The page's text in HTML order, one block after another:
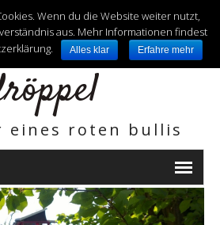
mit
eines roten bullis
Wenn du die Website weiter nutzt,
aus. Mehr Informationen findest
Alles klar Erfahre mehr